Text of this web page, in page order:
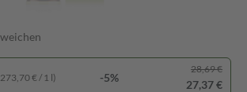
€ / 1 l) -5%
28,69 €
27,37 €